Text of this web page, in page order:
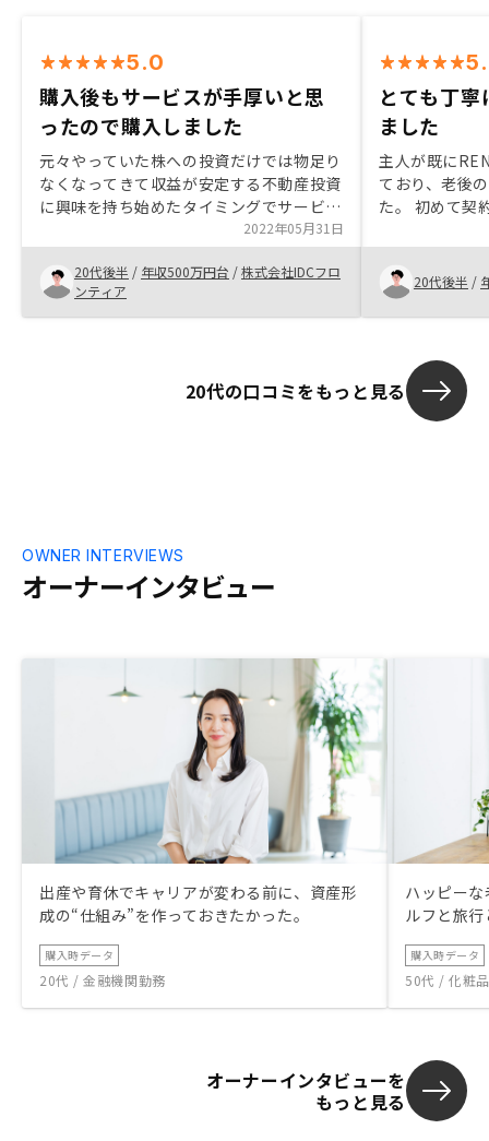
5.0
購入後もサービスが手厚いと思
ったので購入しました
元々やっていた株への投資だけでは物足り
なくなってきて収益が安定する不動産投資
に興味を持ち始めたタイミングでサービス
を知ったので初めてみました。運用してい
くうえでの管理が多いところがデメリット
だと思っていたのでそこを代わりにお願い
できる所は1番いいところかなと思ってま
す。
2022年05月31日
20代後半 / 年収500万円台 /株式会社IDCフロ
ンティア
とても丁
ました
主人が既に
ており、老後
た。 初めて契
るので、不安
後、物件の詳
きるため、管
でも始めやす
20代後半 /
20代の口コミをもっと見る
オーナーインタビュー
OWNER INTERVIEWS
出産や育休でキャリアが変わる前に、資産形
成の“仕組み”を作っておきたかった。
購入時データ
20代 / 金融機関勤務
ハッピー
ルフと旅
購入時データ
50代 / 化粧
オーナーインタビューを
もっと見る